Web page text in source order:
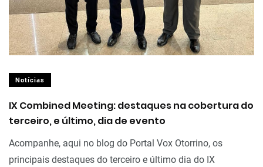
Notícias
IX Combined Meeting: destaques na cobertura do
terceiro, e último, dia de evento
Acompanhe, aqui no blog do Portal Vox Otorrino, os
principais destaques do terceiro e último dia do IX